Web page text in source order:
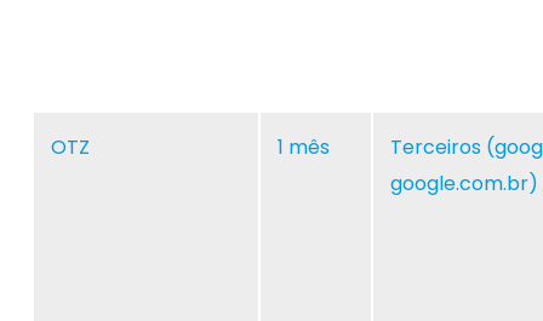
OTZ 1 mês
Terceiros
google.com.br)